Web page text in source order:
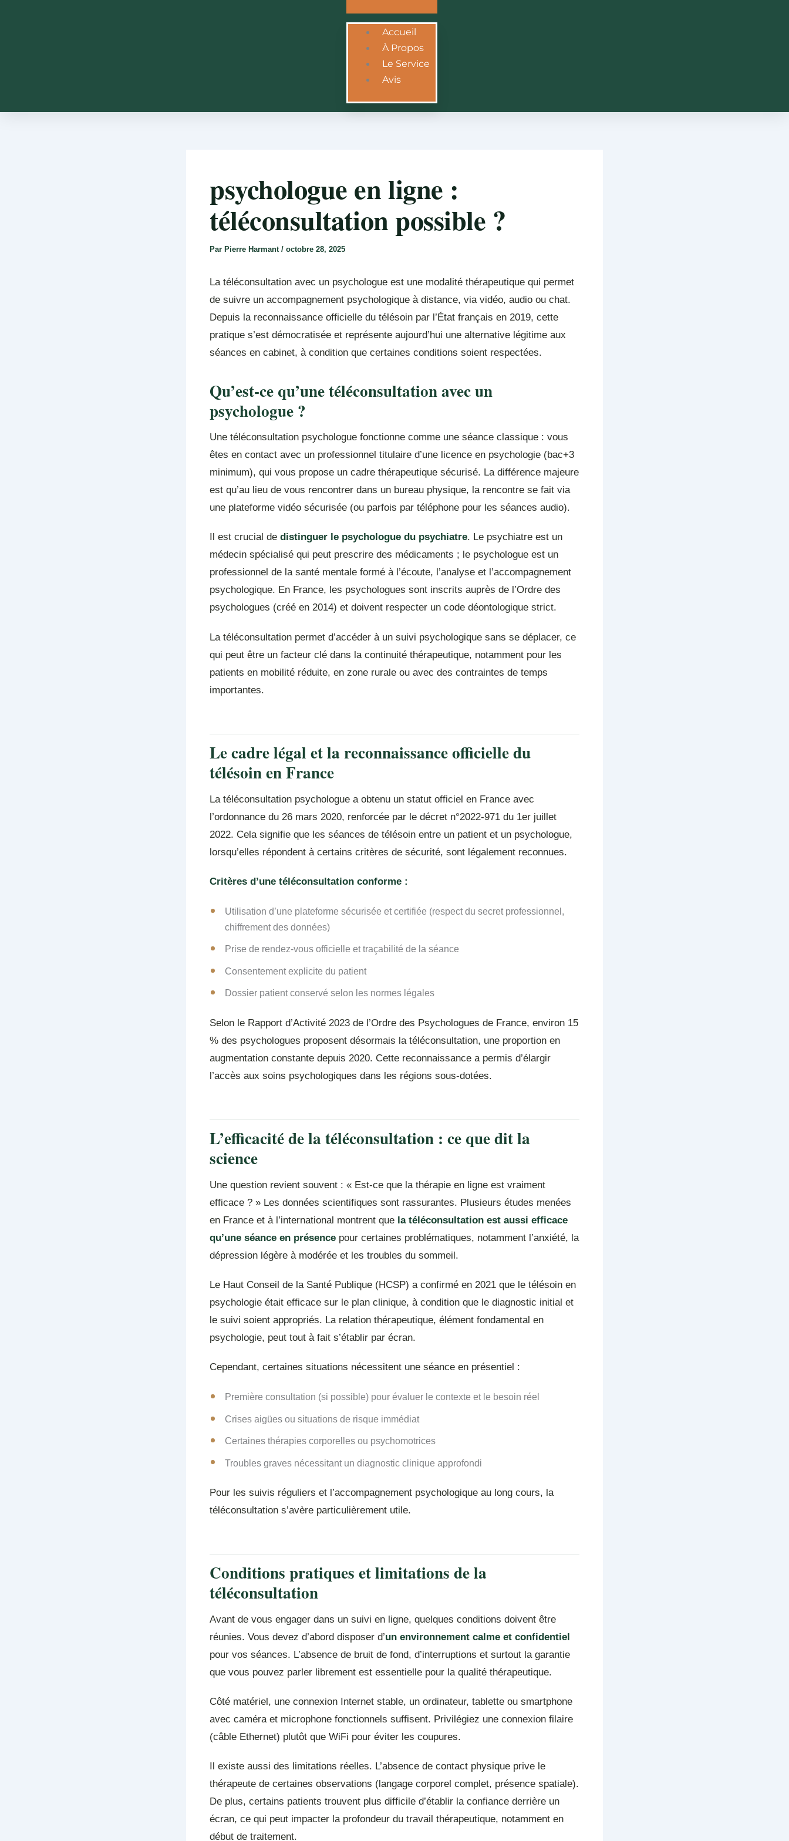
Accueil
À Propos
Le Service
Avis
psychologue en ligne :
téléconsultation possible ?
Par Pierre Harmant / octobre 28, 2025
La téléconsultation avec un psychologue est une modalité thérapeutique qui permet
de suivre un accompagnement psychologique à distance, via vidéo, audio ou chat.
Depuis la reconnaissance officielle du télésoin par l’État français en 2019, cette
pratique s’est démocratisée et représente aujourd’hui une alternative légitime aux
séances en cabinet, à condition que certaines conditions soient respectées.
Qu’est-ce qu’une téléconsultation avec un
psychologue ?
Une téléconsultation psychologue fonctionne comme une séance classique : vous
êtes en contact avec un professionnel titulaire d’une licence en psychologie (bac+3
minimum), qui vous propose un cadre thérapeutique sécurisé. La différence majeure
est qu’au lieu de vous rencontrer dans un bureau physique, la rencontre se fait via
une plateforme vidéo sécurisée (ou parfois par téléphone pour les séances audio).
Il est crucial de distinguer le psychologue du psychiatre. Le psychiatre est un
médecin spécialisé qui peut prescrire des médicaments ; le psychologue est un
professionnel de la santé mentale formé à l’écoute, l’analyse et l’accompagnement
psychologique. En France, les psychologues sont inscrits auprès de l’Ordre des
psychologues (créé en 2014) et doivent respecter un code déontologique strict.
La téléconsultation permet d’accéder à un suivi psychologique sans se déplacer, ce
qui peut être un facteur clé dans la continuité thérapeutique, notamment pour les
patients en mobilité réduite, en zone rurale ou avec des contraintes de temps
importantes.
Le cadre légal et la reconnaissance officielle du
télésoin en France
La téléconsultation psychologue a obtenu un statut officiel en France avec
l’ordonnance du 26 mars 2020, renforcée par le décret n°2022-971 du 1er juillet
2022. Cela signifie que les séances de télésoin entre un patient et un psychologue,
lorsqu’elles répondent à certains critères de sécurité, sont légalement reconnues.
Critères d’une téléconsultation conforme :
Utilisation d’une plateforme sécurisée et certifiée (respect du secret professionnel,
chiffrement des données)
Prise de rendez-vous officielle et traçabilité de la séance
Consentement explicite du patient
Dossier patient conservé selon les normes légales
Selon le Rapport d’Activité 2023 de l’Ordre des Psychologues de France, environ 15
% des psychologues proposent désormais la téléconsultation, une proportion en
augmentation constante depuis 2020. Cette reconnaissance a permis d’élargir
l’accès aux soins psychologiques dans les régions sous-dotées.
L’efficacité de la téléconsultation : ce que dit la
science
Une question revient souvent : « Est-ce que la thérapie en ligne est vraiment
efficace ? » Les données scientifiques sont rassurantes. Plusieurs études menées
en France et à l’international montrent que la téléconsultation est aussi efficace
qu’une séance en présence pour certaines problématiques, notamment l’anxiété, la
dépression légère à modérée et les troubles du sommeil.
Le Haut Conseil de la Santé Publique (HCSP) a confirmé en 2021 que le télésoin en
psychologie était efficace sur le plan clinique, à condition que le diagnostic initial et
le suivi soient appropriés. La relation thérapeutique, élément fondamental en
psychologie, peut tout à fait s’établir par écran.
Cependant, certaines situations nécessitent une séance en présentiel :
Première consultation (si possible) pour évaluer le contexte et le besoin réel
Crises aigües ou situations de risque immédiat
Certaines thérapies corporelles ou psychomotrices
Troubles graves nécessitant un diagnostic clinique approfondi
Pour les suivis réguliers et l’accompagnement psychologique au long cours, la
téléconsultation s’avère particulièrement utile.
Conditions pratiques et limitations de la
téléconsultation
Avant de vous engager dans un suivi en ligne, quelques conditions doivent être
réunies. Vous devez d’abord disposer d’un environnement calme et confidentiel
pour vos séances. L’absence de bruit de fond, d’interruptions et surtout la garantie
que vous pouvez parler librement est essentielle pour la qualité thérapeutique.
Côté matériel, une connexion Internet stable, un ordinateur, tablette ou smartphone
avec caméra et microphone fonctionnels suffisent. Privilégiez une connexion filaire
(câble Ethernet) plutôt que WiFi pour éviter les coupures.
Il existe aussi des limitations réelles. L’absence de contact physique prive le
thérapeute de certaines observations (langage corporel complet, présence spatiale).
De plus, certains patients trouvent plus difficile d’établir la confiance derrière un
écran, ce qui peut impacter la profondeur du travail thérapeutique, notamment en
début de traitement.